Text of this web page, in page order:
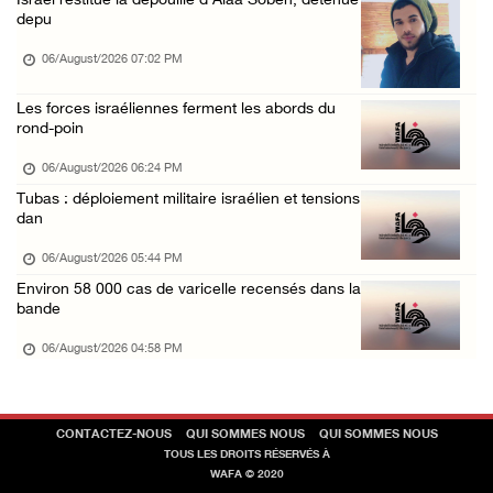
05/August/2026 10:37 PM
Les forces d'occupation mènent des raids sur ...
depu
06/August/2026 07:02 PM
Les forces israéliennes ferment les abords du
rond-poin
06/August/2026 06:24 PM
Tubas : déploiement militaire israélien et tensions
dan
06/August/2026 05:44 PM
Environ 58 000 cas de varicelle recensés dans la
bande
06/August/2026 04:58 PM
CONTACTEZ-NOUS QUI SOMMES NOUS QUI SOMMES NOUS
TOUS LES DROITS RÉSERVÉS À
WAFA © 2020